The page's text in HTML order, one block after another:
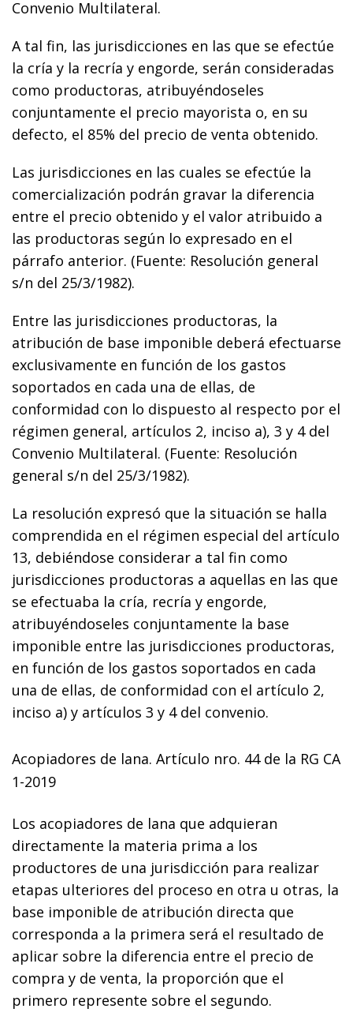
Convenio Multilateral.
A tal fin, las jurisdicciones en las que se efectúe
la cría y la recría y engorde, serán consideradas
como productoras, atribuyéndoseles
conjuntamente el precio mayorista o, en su
defecto, el 85% del precio de venta obtenido.
Las jurisdicciones en las cuales se efectúe la
comercialización podrán gravar la diferencia
entre el precio obtenido y el valor atribuido a
las productoras según lo expresado en el
párrafo anterior. (Fuente: Resolución general
s/n del 25/3/1982).
Entre las jurisdicciones productoras, la
atribución de base imponible deberá efectuarse
exclusivamente en función de los gastos
soportados en cada una de ellas, de
conformidad con lo dispuesto al respecto por el
régimen general, artículos 2, inciso a), 3 y 4 del
Convenio Multilateral. (Fuente: Resolución
general s/n del 25/3/1982).
La resolución expresó que la situación se halla
comprendida en el régimen especial del artículo
13, debiéndose considerar a tal fin como
jurisdicciones productoras a aquellas en las que
se efectuaba la cría, recría y engorde,
atribuyéndoseles conjuntamente la base
imponible entre las jurisdicciones productoras,
en función de los gastos soportados en cada
una de ellas, de conformidad con el artículo 2,
inciso a) y artículos 3 y 4 del convenio.
Acopiadores de lana. Artículo nro. 44 de la RG CA
1-2019
Los acopiadores de lana que adquieran
directamente la materia prima a los
productores de una jurisdicción para realizar
etapas ulteriores del proceso en otra u otras, la
base imponible de atribución directa que
corresponda a la primera será el resultado de
aplicar sobre la diferencia entre el precio de
compra y de venta, la proporción que el
primero represente sobre el segundo.